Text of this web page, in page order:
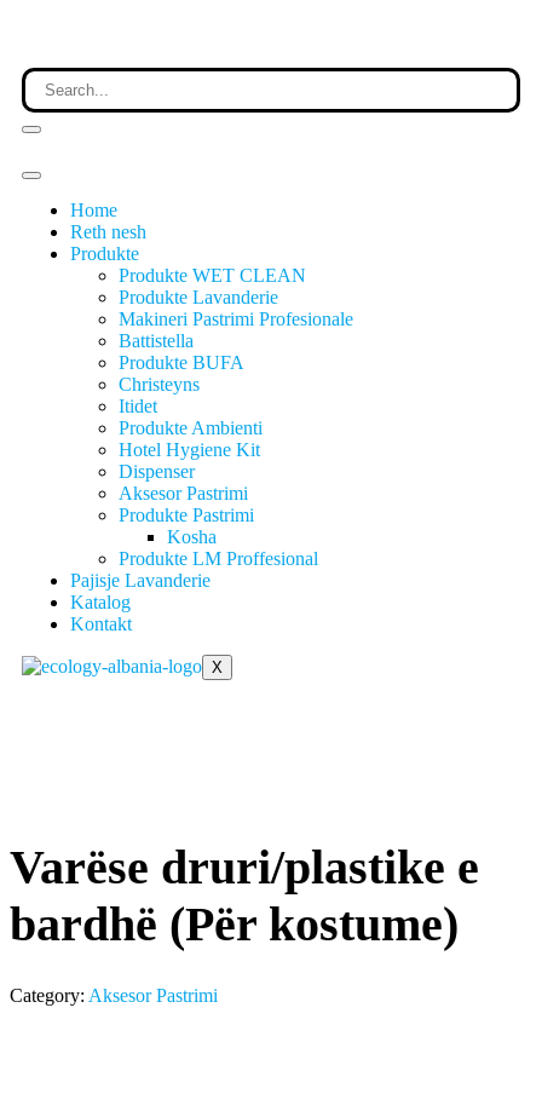
Home
Reth nesh
Produkte
Produkte WET CLEAN
Produkte Lavanderie
Makineri Pastrimi Profesionale
Battistella
Produkte BUFA
Christeyns
Itidet
Produkte Ambienti
Hotel Hygiene Kit
Dispenser
Aksesor Pastrimi
Produkte Pastrimi
Kosha
Produkte LM Proffesional
Pajisje Lavanderie
Katalog
Kontakt
X
Varëse druri/plastike e
bardhë (Për kostume)
Category: Aksesor Pastrimi